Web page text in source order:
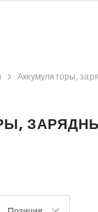
Аккумуляторы,